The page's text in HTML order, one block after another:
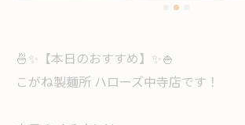
🍜✨【本日のおすすめ】✨🍚
こがね製麺所 ハローズ中寺店です！